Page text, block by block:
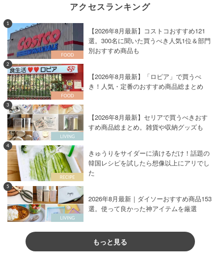
アクセスランキング
1
【2026年8月最新】コストコおすすめ121
選。300名に聞いた買うべき人気1位＆部門
別おすすめ商品も
2
【2026年8月最新】「ロピア」で買うべ
き！人気・定番のおすすめ商品総まとめ
3
【2026年8月最新】セリアで買うべきおす
すめ商品総まとめ。雑貨や収納グッズも
4
きゅうりをサイダーに漬けるだけ！話題の
韓国レシピを試したら想像以上にアリでし
た
5
2026年8月最新｜ダイソーおすすめ商品153
選。使って良かった神アイテムを厳選
もっと見る